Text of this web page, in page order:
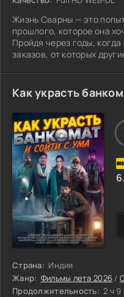
Жизнь Сварны — это
прошлого, которое она
Пройдя через годы,
заказов, от которых
Анирудха и два года
стабильностью. Теперь
предстоит впервые
Как украсть
Страна: Индия
Жанр: Фильмы лета 2026 /
Продолжительность: 2 ч 9